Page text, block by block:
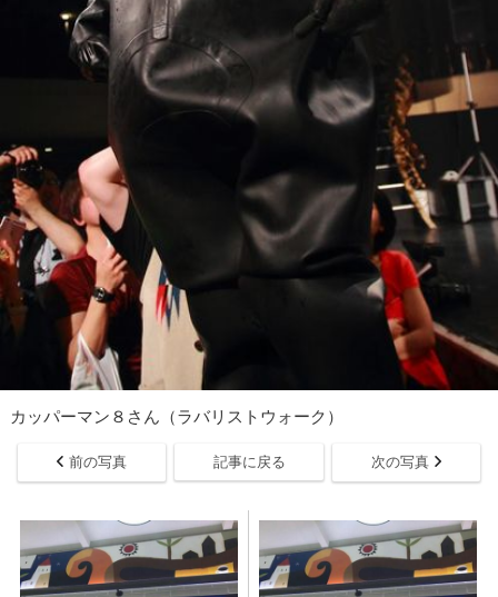
カッパーマン８さん（ラバリストウォーク）
前の写真 記事に戻る 次の写真